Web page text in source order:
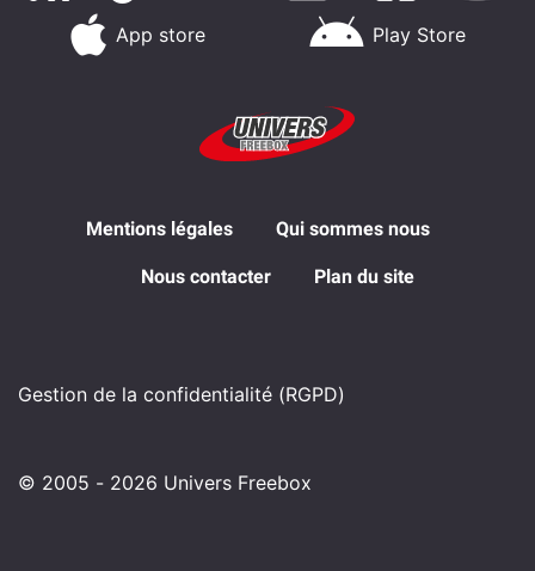
App store Play Store
Mentions légales Qui sommes nous
Nous contacter Plan du site
Gestion de la confidentialité (RGPD)
© 2005 - 2026 Univers Freebox